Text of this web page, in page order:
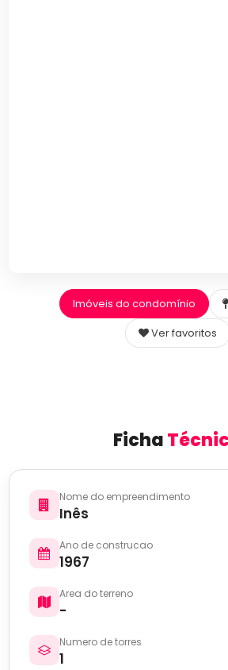
Imóveis do condomínio
Ver favoritos
Ficha
Nome do empreendimento
Inês
Ano de construcao
1967
Area do terreno
-
Numero de torres
1